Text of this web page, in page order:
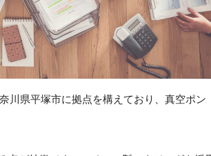
川県平塚市に拠点を構えており、真空ポン